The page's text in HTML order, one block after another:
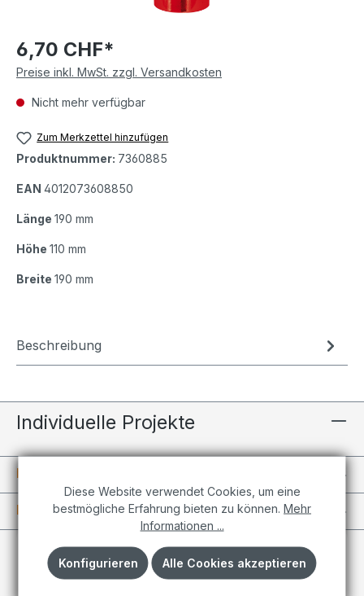
6,70 CHF*
Preise inkl. MwSt. zzgl. Versandkosten
Nicht mehr verfügbar
Zum Merkzettel hinzufügen
Produktnummer: 7360885
EAN 4012073608850
Länge 190 mm
Höhe 110 mm
Breite 190 mm
Beschreibung
Individuelle Projekte
Informationen
Kundenkonto
Diese Website verwendet Cookies, um eine
bestmögliche Erfahrung bieten zu können. Mehr
Informationen ...
Konfigurieren Alle Cookies akzeptieren